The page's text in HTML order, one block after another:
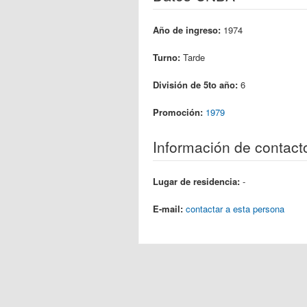
Año de ingreso: 1974
Turno: Tarde
División de 5to año: 6
Promoción: 1979
Información de
Lugar de residencia: -
E-mail: contactar a esta persona